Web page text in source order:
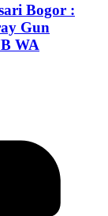
Bogor :
Gun
WA